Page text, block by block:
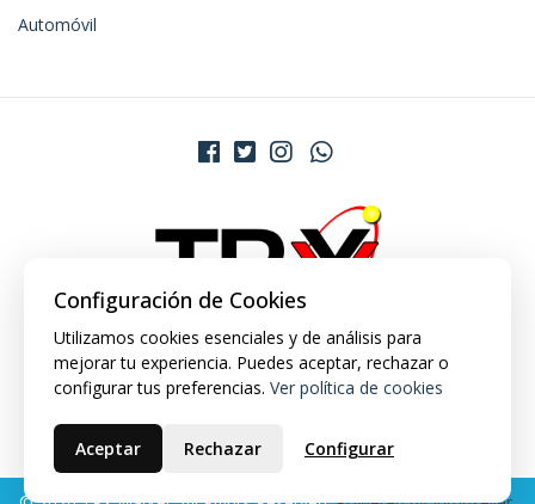
Automóvil
Configuración de Cookies
Utilizamos cookies esenciales y de análisis para
mejorar tu experiencia. Puedes aceptar, rechazar o
configurar tus preferencias. Ver política de cookies
Aceptar Rechazar Configurar